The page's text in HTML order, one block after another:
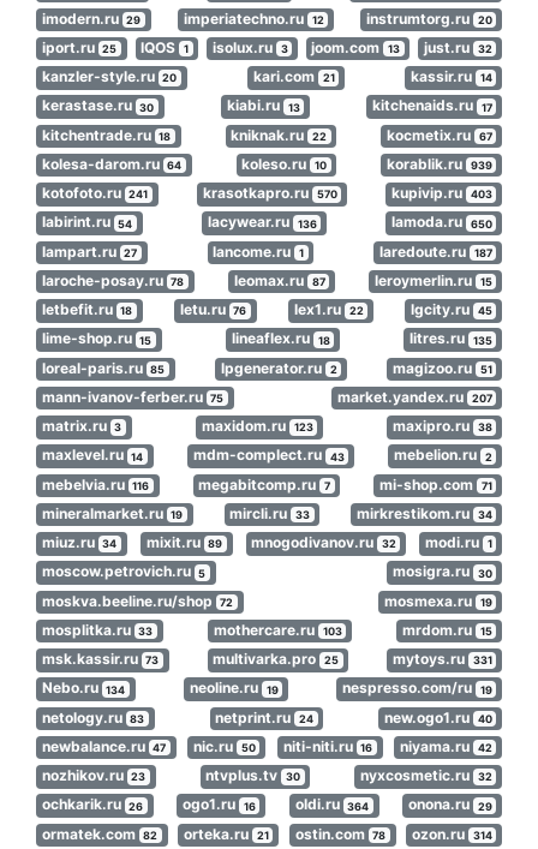
imodern.ru 29 imperiatechno.ru 12 instrumtorg.ru 20
iport.ru 25 IQOS 1 isolux.ru 3 joom.com 13 just.ru 32
kanzler-style.ru 20 kari.com 21 kassir.ru 14
kerastase.ru 30 kiabi.ru 13 kitchenaids.ru 17
kitchentrade.ru 18 kniknak.ru 22 kocmetix.ru 67
kolesa-darom.ru 64 koleso.ru 10 korablik.ru 939
kotofoto.ru 241 krasotkapro.ru 570 kupivip.ru 403
labirint.ru 54 lacywear.ru 136 lamoda.ru 650
lampart.ru 27 lancome.ru 1 laredoute.ru 187
laroche-posay.ru 78 leomax.ru 87 leroymerlin.ru 15
letbefit.ru 18 letu.ru 76 lex1.ru 22 lgcity.ru 45
lime-shop.ru 15 lineaflex.ru 18 litres.ru 135
loreal-paris.ru 85 lpgenerator.ru 2 magizoo.ru 51
mann-ivanov-ferber.ru 75 market.yandex.ru 207
matrix.ru 3 maxidom.ru 123 maxipro.ru 38
maxlevel.ru 14 mdm-complect.ru 43 mebelion.ru 2
mebelvia.ru 116 megabitcomp.ru 7 mi-shop.com 71
mineralmarket.ru 19 mircli.ru 33 mirkrestikom.ru 34
miuz.ru 34 mixit.ru 89 mnogodivanov.ru 32 modi.ru 1
moscow.petrovich.ru 5 mosigra.ru 30
moskva.beeline.ru/shop 72 mosmexa.ru 19
mosplitka.ru 33 mothercare.ru 103 mrdom.ru 15
msk.kassir.ru 73 multivarka.pro 25 mytoys.ru 331
Nebo.ru 134 neoline.ru 19 nespresso.com/ru 19
netology.ru 83 netprint.ru 24 new.ogo1.ru 40
newbalance.ru 47 nic.ru 50 niti-niti.ru 16 niyama.ru 42
nozhikov.ru 23 ntvplus.tv 30 nyxcosmetic.ru 32
ochkarik.ru 26 ogo1.ru 16 oldi.ru 364 onona.ru 29
ormatek.com 82 orteka.ru 21 ostin.com 78 ozon.ru 314